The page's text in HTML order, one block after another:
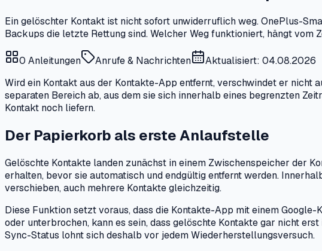
Ein gelöschter Kontakt ist nicht sofort unwiderruflich weg. OnePlus-
Backups die letzte Rettung sind. Welcher Weg funktioniert, hängt vom
0 Anleitungen Anrufe & Nachrichten
Aktualisiert: 04.08.2026
Wird ein Kontakt aus der Kontakte-App entfernt, verschwindet er nicht
separaten Bereich ab, aus dem sie sich innerhalb eines begrenzten
Kontakt noch liefern.
Der Papierkorb als erste Anlaufstelle
Gelöschte Kontakte landen zunächst in einem Zwischenspeicher der
erhalten, bevor sie automatisch und endgültig entfernt werden.
verschieben, auch mehrere Kontakte gleichzeitig.
Diese Funktion setzt voraus, dass die Kontakte-App mit einem
oder unterbrochen, kann es sein, dass gelöschte Kontakte gar nicht
Sync-Status lohnt sich deshalb vor jedem Wiederherstellungsversuch.